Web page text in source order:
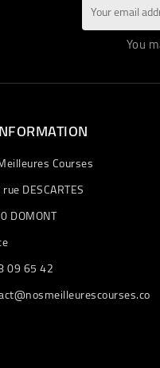
You
Courses
DESCARTES
DOMONT
09 65 42